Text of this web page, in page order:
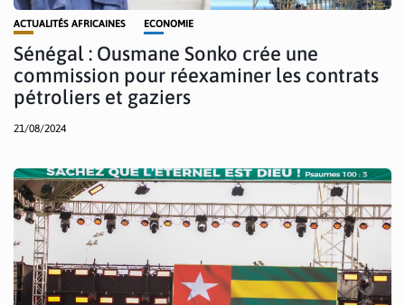
ACTUALITÉS AFRICAINES ECONOMIE
Sénégal : Ousmane Sonko crée une
commission pour réexaminer les contrats
pétroliers et gaziers
21/08/2024